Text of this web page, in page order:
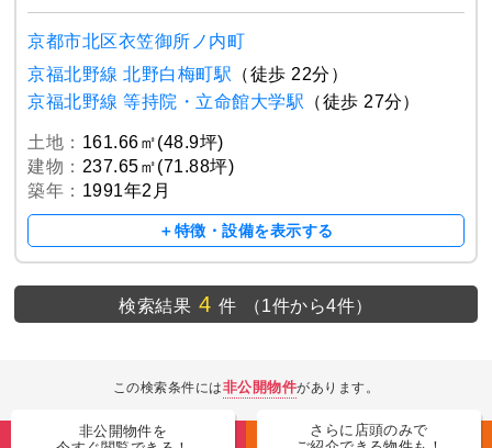
京都市北区衣笠御所ノ内町
京福北野線 北野白梅町駅 （徒歩 22分）
京福北野線 等持院・立命館大学駅 （徒歩 27分）
土地： 161.66㎡(48.9坪)
建物： 237.65㎡(71.88坪)
築年： 1991年2月
＋特徴・設備を表示する
検索結果 4 件 （1件から4件）
この検索条件には非公開物件があります。
非公開物件を
さらに店頭のみで